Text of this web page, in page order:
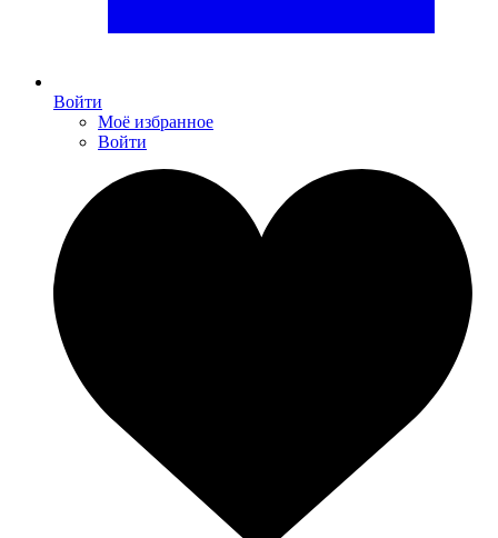
Войти
Моё избранное
Войти